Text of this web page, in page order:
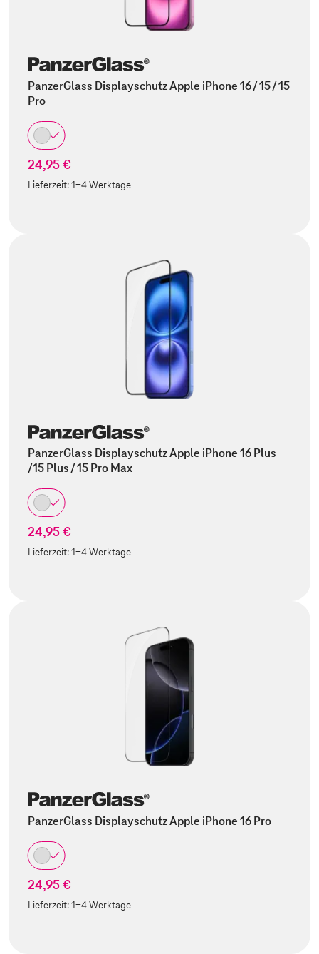
PanzerGlass Displayschutz Apple iPhone 16 / 15 / 15
Pro
24,95 €
Lieferzeit:1-4 Werktage
PanzerGlass Displayschutz Apple iPhone 16 Plus
/15 Plus / 15 Pro Max
24,95 €
Lieferzeit:1-4 Werktage
PanzerGlass Displayschutz Apple iPhone 16 Pro
24,95 €
Lieferzeit:1-4 Werktage